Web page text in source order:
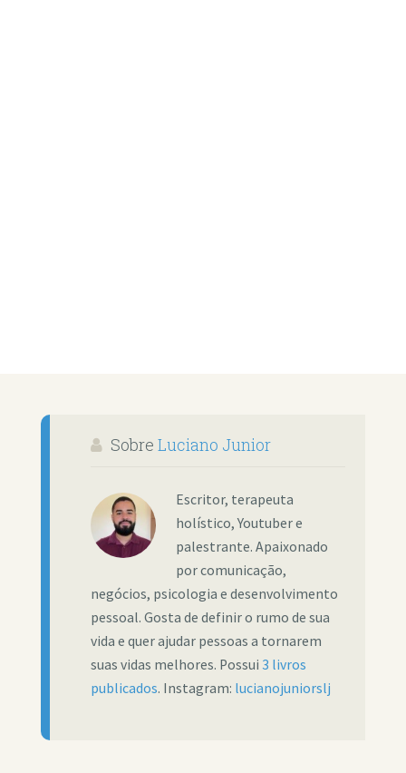
Sobre Luciano Junior
Escritor, terapeuta
holístico, Youtuber e
palestrante. Apaixonado
por comunicação,
negócios, psicologia e desenvolvimento
pessoal. Gosta de definir o rumo de sua
vida e quer ajudar pessoas a tornarem
suas vidas melhores. Possui 3 livros
publicados. Instagram: lucianojuniorslj